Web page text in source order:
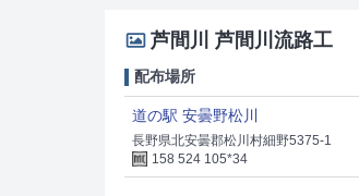
芦間川 芦間川流路工
配布場所
道の駅 安曇野松川
長野県北安曇郡松川村細野5375-1
158 524 105*34